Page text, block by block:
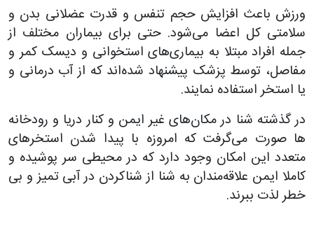
ورزش باعث افزایش حجم تنفس و قدرت عضلانی بدن و
سلامتی کل اعضا می‌شود. حتی برای بیماران مختلف از
جمله افراد مبتلا به بیماری‌های استخوانی و دیسک کمر و
مفاصل، توسط پزشک پیشنهاد شده‌اند که از آب درمانی و
یا استخر استفاده نمایند.
در گذشته شنا در مکان‌های غیر ایمن و کنار دریا و رودخانه
ها صورت می‌گرفت که امروزه با پیدا شدن استخرهای
متعدد این امکان وجود دارد که در محیطی سر پوشیده و
کاملا ایمن علاقه‌مندان به شنا از شناکردن در آبی تمیز و بی
خطر لذت ببرند.